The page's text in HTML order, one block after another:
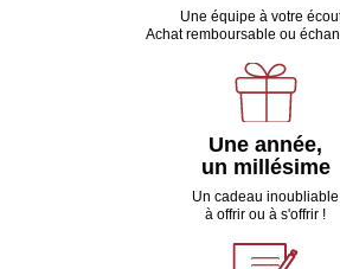
Une équipe à votre
Achat remboursable ou
Une année,
un millésime
Un cadeau inoubliable
à offrir ou à s'offrir !